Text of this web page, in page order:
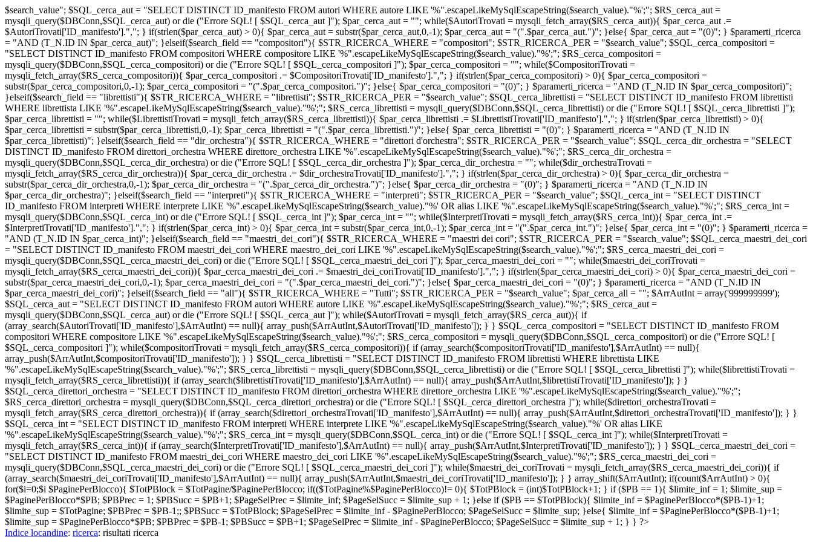
$search_value"; $SQL_cerca_aut = "SELECT DISTINCT ID_manifesto FROM autori WHERE autore LIKE '%".escapeLikeMySqlEscapeString($search_value)."%';"; $RS_cerca_aut =
mysqli_query($DBConn,$SQL_cerca_aut) or die ("Errore SQL! [ $SQL_cerca_aut ]"); $par_cerca_aut = ""; while($AutoriTrovati = mysqli_fetch_array($RS_cerca_aut)){ $par_cerca_aut .=
$AutoriTrovati['ID_manifesto'].","; } if(strlen($par_cerca_aut) > 0){ $par_cerca_aut = substr($par_cerca_aut,0,-1); $par_cerca_aut = "(".$par_cerca_aut.")"; }else{ $par_cerca_aut = "(0)"; } $paramerti_ricerca
= "AND (T_N.ID IN $par_cerca_aut)"; }elseif($search_field == "compositori"){ $STR_RICERCA_WHERE = "compositori"; $STR_RICERCA_PER = "$search_value"; $SQL_cerca_compositori =
"SELECT DISTINCT ID_manifesto FROM compositori WHERE compositore LIKE '%".escapeLikeMySqlEscapeString($search_value)."%';"; $RS_cerca_compositori =
mysqli_query($DBConn,$SQL_cerca_compositori) or die ("Errore SQL! [ $SQL_cerca_compositori ]"); $par_cerca_compositori = ""; while($CompositoriTrovati =
mysqli_fetch_array($RS_cerca_compositori)){ $par_cerca_compositori .= $CompositoriTrovati['ID_manifesto'].","; } if(strlen($par_cerca_compositori) > 0){ $par_cerca_compositori =
substr($par_cerca_compositori,0,-1); $par_cerca_compositori = "(".$par_cerca_compositori.")"; }else{ $par_cerca_compositori = "(0)"; } $paramerti_ricerca = "AND (T_N.ID IN $par_cerca_compositori)";
}elseif($search_field == "librettisti"){ $STR_RICERCA_WHERE = "librettisti"; $STR_RICERCA_PER = "$search_value"; $SQL_cerca_librettisti = "SELECT DISTINCT ID_manifesto FROM librettisti
WHERE librettista LIKE '%".escapeLikeMySqlEscapeString($search_value)."%';"; $RS_cerca_librettisti = mysqli_query($DBConn,$SQL_cerca_librettisti) or die ("Errore SQL! [ $SQL_cerca_librettisti ]");
$par_cerca_librettisti = ""; while($LibrettistiTrovati = mysqli_fetch_array($RS_cerca_librettisti)){ $par_cerca_librettisti .= $LibrettistiTrovati['ID_manifesto'].","; } if(strlen($par_cerca_librettisti) > 0){
$par_cerca_librettisti = substr($par_cerca_librettisti,0,-1); $par_cerca_librettisti = "(".$par_cerca_librettisti.")"; }else{ $par_cerca_librettisti = "(0)"; } $paramerti_ricerca = "AND (T_N.ID IN
$par_cerca_librettisti)"; }elseif($search_field == "dir_orchestra"){ $STR_RICERCA_WHERE = "direttori d'orchestra"; $STR_RICERCA_PER = "$search_value"; $SQL_cerca_dir_orchestra = "SELECT
DISTINCT ID_manifesto FROM direttori_orchestra WHERE direttore_orchestra LIKE '%".escapeLikeMySqlEscapeString($search_value)."%';"; $RS_cerca_dir_orchestra =
mysqli_query($DBConn,$SQL_cerca_dir_orchestra) or die ("Errore SQL! [ $SQL_cerca_dir_orchestra ]"); $par_cerca_dir_orchestra = ""; while($dir_orchestraTrovati =
mysqli_fetch_array($RS_cerca_dir_orchestra)){ $par_cerca_dir_orchestra .= $dir_orchestraTrovati['ID_manifesto'].","; } if(strlen($par_cerca_dir_orchestra) > 0){ $par_cerca_dir_orchestra =
substr($par_cerca_dir_orchestra,0,-1); $par_cerca_dir_orchestra = "(".$par_cerca_dir_orchestra.")"; }else{ $par_cerca_dir_orchestra = "(0)"; } $paramerti_ricerca = "AND (T_N.ID IN
$par_cerca_dir_orchestra)"; }elseif($search_field == "interpreti"){ $STR_RICERCA_WHERE = "interpreti"; $STR_RICERCA_PER = "$search_value"; $SQL_cerca_int = "SELECT DISTINCT
ID_manifesto FROM interpreti WHERE interprete LIKE '%".escapeLikeMySqlEscapeString($search_value)."%' OR alias LIKE '%".escapeLikeMySqlEscapeString($search_value)."%';"; $RS_cerca_int =
mysqli_query($DBConn,$SQL_cerca_int) or die ("Errore SQL! [ $SQL_cerca_int ]"); $par_cerca_int = ""; while($InterpretiTrovati = mysqli_fetch_array($RS_cerca_int)){ $par_cerca_int .=
$InterpretiTrovati['ID_manifesto'].","; } if(strlen($par_cerca_int) > 0){ $par_cerca_int = substr($par_cerca_int,0,-1); $par_cerca_int = "(".$par_cerca_int.")"; }else{ $par_cerca_int = "(0)"; } $paramerti_ricerca =
"AND (T_N.ID IN $par_cerca_int)"; }elseif($search_field == "maestri_dei_cori"){ $STR_RICERCA_WHERE = "maestri dei cori"; $STR_RICERCA_PER = "$search_value"; $SQL_cerca_maestri_dei_cori
= "SELECT DISTINCT ID_manifesto FROM maestri_dei_cori WHERE maestro_dei_cori LIKE '%".escapeLikeMySqlEscapeString($search_value)."%';"; $RS_cerca_maestri_dei_cori =
mysqli_query($DBConn,$SQL_cerca_maestri_dei_cori) or die ("Errore SQL! [ $SQL_cerca_maestri_dei_cori ]"); $par_cerca_maestri_dei_cori = ""; while($maestri_dei_coriTrovati =
mysqli_fetch_array($RS_cerca_maestri_dei_cori)){ $par_cerca_maestri_dei_cori .= $maestri_dei_coriTrovati['ID_manifesto'].","; } if(strlen($par_cerca_maestri_dei_cori) > 0){ $par_cerca_maestri_dei_cori =
substr($par_cerca_maestri_dei_cori,0,-1); $par_cerca_maestri_dei_cori = "(".$par_cerca_maestri_dei_cori.")"; }else{ $par_cerca_maestri_dei_cori = "(0)"; } $paramerti_ricerca = "AND (T_N.ID IN
$par_cerca_maestri_dei_cori)"; }elseif($search_field == "all"){ $STR_RICERCA_WHERE = "Tutti"; $STR_RICERCA_PER = "$search_value"; $par_cerca_all = ""; $ArrAutInt = array('999999999');
$SQL_cerca_aut = "SELECT DISTINCT ID_manifesto FROM autori WHERE autore LIKE '%".escapeLikeMySqlEscapeString($search_value)."%';"; $RS_cerca_aut =
mysqli_query($DBConn,$SQL_cerca_aut) or die ("Errore SQL! [ $SQL_cerca_aut ]"); while($AutoriTrovati = mysqli_fetch_array($RS_cerca_aut)){ if
(array_search($AutoriTrovati['ID_manifesto'],$ArrAutInt) == null){ array_push($ArrAutInt,$AutoriTrovati['ID_manifesto']); } } $SQL_cerca_compositori = "SELECT DISTINCT ID_manifesto FROM
compositori WHERE compositore LIKE '%".escapeLikeMySqlEscapeString($search_value)."%';"; $RS_cerca_compositori = mysqli_query($DBConn,$SQL_cerca_compositori) or die ("Errore SQL! [
$SQL_cerca_compositori ]"); while($compositoriTrovati = mysqli_fetch_array($RS_cerca_compositori)){ if (array_search($compositoriTrovati['ID_manifesto'],$ArrAutInt) == null){
array_push($ArrAutInt,$compositoriTrovati['ID_manifesto']); } } $SQL_cerca_librettisti = "SELECT DISTINCT ID_manifesto FROM librettisti WHERE librettista LIKE
'%".escapeLikeMySqlEscapeString($search_value)."%';"; $RS_cerca_librettisti = mysqli_query($DBConn,$SQL_cerca_librettisti) or die ("Errore SQL! [ $SQL_cerca_librettisti ]"); while($librettistiTrovati =
mysqli_fetch_array($RS_cerca_librettisti)){ if (array_search($librettistiTrovati['ID_manifesto'],$ArrAutInt) == null){ array_push($ArrAutInt,$librettistiTrovati['ID_manifesto']); } }
$SQL_cerca_direttori_orchestra = "SELECT DISTINCT ID_manifesto FROM direttori_orchestra WHERE direttore_orchestra LIKE '%".escapeLikeMySqlEscapeString($search_value)."%';";
$RS_cerca_direttori_orchestra = mysqli_query($DBConn,$SQL_cerca_direttori_orchestra) or die ("Errore SQL! [ $SQL_cerca_direttori_orchestra ]"); while($direttori_orchestraTrovati =
mysqli_fetch_array($RS_cerca_direttori_orchestra)){ if (array_search($direttori_orchestraTrovati['ID_manifesto'],$ArrAutInt) == null){ array_push($ArrAutInt,$direttori_orchestraTrovati['ID_manifesto']); } }
$SQL_cerca_int = "SELECT DISTINCT ID_manifesto FROM interpreti WHERE interprete LIKE '%".escapeLikeMySqlEscapeString($search_value)."%' OR alias LIKE
'%".escapeLikeMySqlEscapeString($search_value)."%';"; $RS_cerca_int = mysqli_query($DBConn,$SQL_cerca_int) or die ("Errore SQL! [ $SQL_cerca_int ]"); while($InterpretiTrovati =
mysqli_fetch_array($RS_cerca_int)){ if (array_search($InterpretiTrovati['ID_manifesto'],$ArrAutInt) == null){ array_push($ArrAutInt,$InterpretiTrovati['ID_manifesto']); } } $SQL_cerca_maestri_dei_cori =
"SELECT DISTINCT ID_manifesto FROM maestri_dei_cori WHERE maestro_dei_cori LIKE '%".escapeLikeMySqlEscapeString($search_value)."%';"; $RS_cerca_maestri_dei_cori =
mysqli_query($DBConn,$SQL_cerca_maestri_dei_cori) or die ("Errore SQL! [ $SQL_cerca_maestri_dei_cori ]"); while($maestri_dei_coriTrovati = mysqli_fetch_array($RS_cerca_maestri_dei_cori)){ if
(array_search($maestri_dei_coriTrovati['ID_manifesto'],$ArrAutInt) == null){ array_push($ArrAutInt,$maestri_dei_coriTrovati['ID_manifesto']); } } array_shift($ArrAutInt); if(count($ArrAutInt) > 0){
for($i=0;$i $PaginePerBlocco){ $TotPBlock = $TotPagine/$PaginePerBlocco; if(($TotPagine%$PaginePerBlocco)!= 0){ $TotPBlock = (int)$TotPBlock+1; } if ($PB == 1){ $limite_inf = 1; $limite_sup =
$PaginePerBlocco*$PB; $PBPrec = 1; $PBSucc = $PB+1; $PageSelPrec = $limite_inf; $PageSelSucc = $limite_sup + 1; }else if ($PB == $TotPBlock){ $limite_inf = $PaginePerBlocco*($PB-1)+1;
$limite_sup = $TotPagine; $PBPrec = $PB-1;; $PBSucc = $TotPBlock; $PageSelPrec = $limite_inf - $PaginePerBlocco; $PageSelSucc = $limite_sup; }else{ $limite_inf = $PaginePerBlocco*($PB-1)+1;
$limite_sup = $PaginePerBlocco*$PB; $PBPrec = $PB-1; $PBSucc = $PB+1; $PageSelPrec = $limite_inf - $PaginePerBlocco; $PageSelSucc = $limite_sup + 1; } } ?>
Indice locandine: ricerca: risultati ricerca